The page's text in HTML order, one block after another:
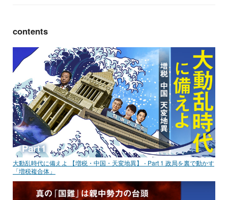
contents
大動乱時代に備えよ 【増税・中国・天変地異】 - Part 1 政局を裏で動かす
「増税複合体」